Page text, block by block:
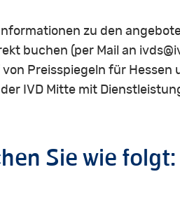
zu den
buchen (per Mail an
Preisspiegeln für
IVD Mitte mit
Siewie folgt: